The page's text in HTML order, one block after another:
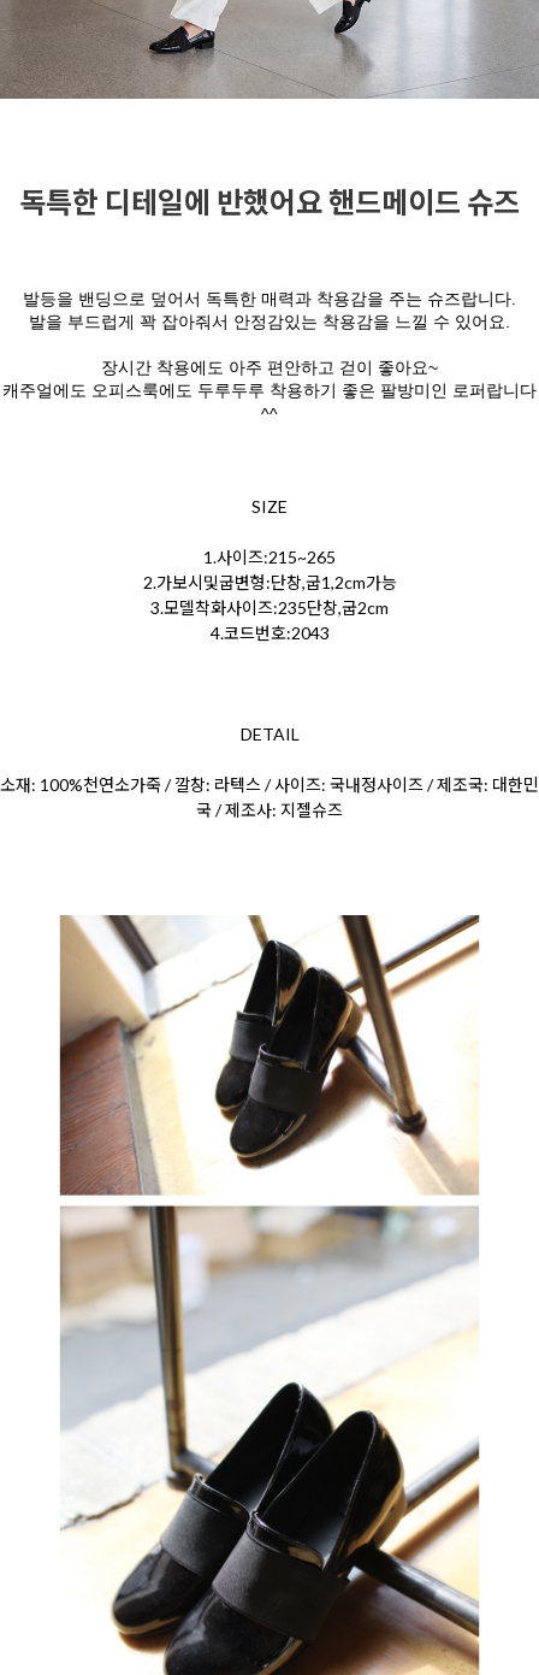
독특한 디테일에 반했어요 핸드메이드 슈즈
발등을 밴딩으로 덮어서 독특한 매력과 착용감을 주는 슈즈랍니다.
발을 부드럽게 꽉 잡아줘서 안정감있는 착용감을 느낄 수 있어요.
장시간 착용에도 아주 편안하고 걷이 좋아요~
캐주얼에도 오피스룩에도 두루두루 착용하기 좋은 팔방미인 로퍼랍니다
^^
SIZE
1.사이즈:215~265
2.가보시및굽변형:단창,굽1,2cm가능
3.모델착화사이즈:235단창,굽2cm
4.코드번호:2043
DETAIL
소재: 100%천연소가죽 / 깔창: 라텍스 / 사이즈: 국내정사이즈 / 제조국: 대한민
국 / 제조사: 지젤슈즈